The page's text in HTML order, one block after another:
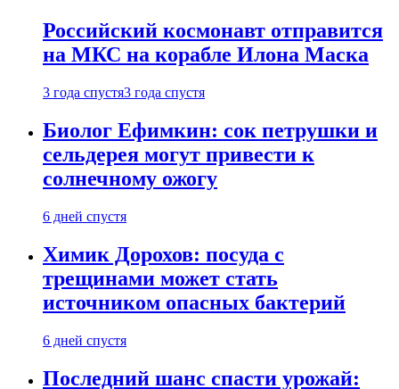
Российский космонавт отправится
на МКС на корабле Илона Маска
3 года спустя3 года спустя
Биолог Ефимкин: сок петрушки и
сельдерея могут привести к
солнечному ожогу
6 дней спустя
Химик Дорохов: посуда с
трещинами может стать
источником опасных бактерий
6 дней спустя
Последний шанс спасти урожай: